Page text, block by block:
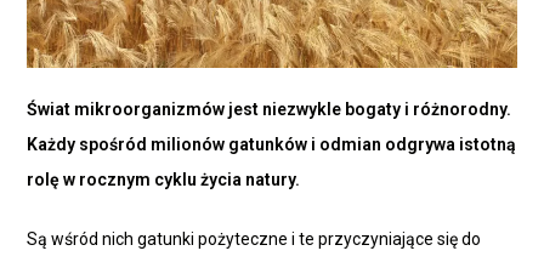
Świat mikroorganizmów jest niezwykle bogaty i różnorodny.
Każdy spośród milionów gatunków i odmian odgrywa istotną
rolę w rocznym cyklu życia natury.
Są wśród nich gatunki pożyteczne i te przyczyniające się do